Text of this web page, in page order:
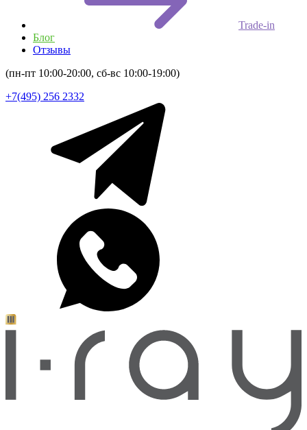
Trade-in
Блог
Отзывы
(пн-пт 10:00-20:00, сб-вс 10:00-19:00)
+7(495) 256 2332